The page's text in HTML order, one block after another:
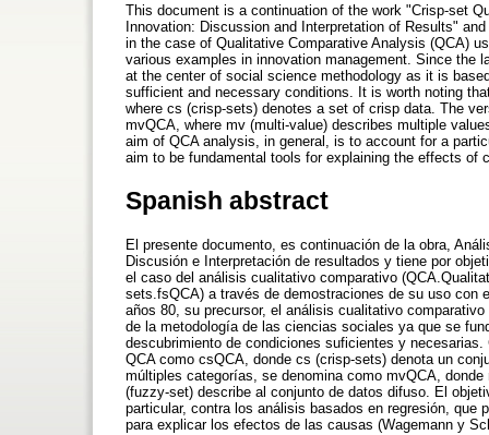
This document is a continuation of the work "Crisp-set
Innovation: Discussion and Interpretation of Results"
in the case of Qualitative Comparative Analysis (QCA)
various examples in innovation management. Since the
at the center of social science methodology as it is
sufficient and necessary conditions. It is worth noting
where cs (crisp-sets) denotes a set of crisp data. The
mvQCA, where mv (multi-value) describes multiple
aim of QCA analysis, in general, is to account for a
aim to be fundamental tools for explaining the effects of
Spanish abstract
El presente documento, es continuación de la obra,
Discusión e Interpretación de resultados y tiene por
el caso del análisis cualitativo comparativo
sets.fsQCA) a través de demostraciones de su uso con
años 80, su precursor, el análisis cualitativo
de la metodología de las ciencias sociales ya que se
descubrimiento de condiciones suficientes y
QCA como csQCA, donde cs (crisp-sets) denota un
múltiples categorías, se denomina como mvQCA,
(fuzzy-set) describe al conjunto de datos difuso. El
particular, contra los análisis basados en regresión, que
para explicar los efectos de las causas (Wagemann y